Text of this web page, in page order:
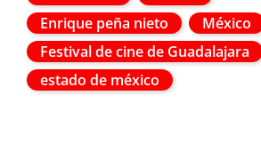
Enrique peña nieto
México
Festival de cine de Guadalajara
estado de méxico